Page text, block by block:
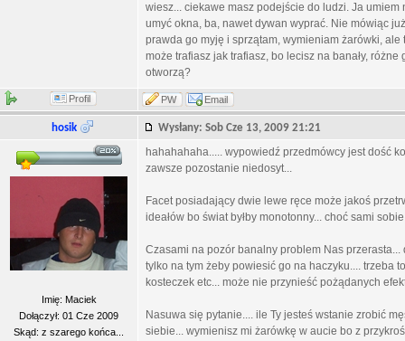
wiesz... ciekawe masz podejście do ludzi. Ja
umyć okna, ba, nawet dywan wyprać. Nie mówiąc
prawda go myję i sprzątam, wymieniam żarówki, ale
może trafiasz jak trafiasz, bo lecisz na banały,
otworzą?
Profil PW Email
hosik Wysłany: Sob Cze 13, 2009 21:21
Imię: Maciek
Dołączył: 01 Cze 2009
Skąd: z szarego końca...
hahahahaha..... wypowiedź przedmówcy jest dość
zawsze pozostanie niedosyt...
Facet posiadający dwie lewe ręce może jakoś
ideałów bo świat byłby monotonny... choć sami
Czasami na pozór banalny problem Nas
tylko na tym żeby powiesić go na haczyku.... trzeba
kosteczek etc... może nie przynieść pożądanych
Nasuwa się pytanie.... ile Ty jesteś wstanie zrobić
siebie... wymienisz mi żarówkę w aucie bo z